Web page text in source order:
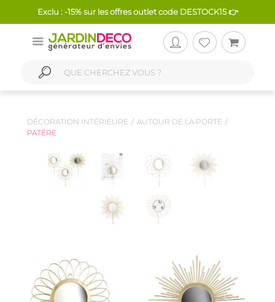
Exclu : -15% sur les offres outlet code DESTOCK15 👉
DÉCORATION INTÉRIEURE
AUTOUR DE LA PORTE
PATÈRE